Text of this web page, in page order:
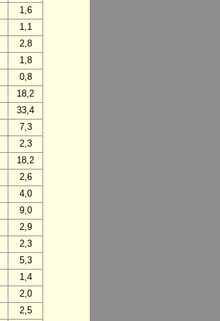
1,6
1,1
2,8
1,8
0,8
18,2
33,4
7,3
2,3
18,2
2,6
4,0
9,0
2,9
2,3
5,3
1,4
2,0
2,5